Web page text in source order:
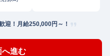
迎！月給250,000円～！
へ進む